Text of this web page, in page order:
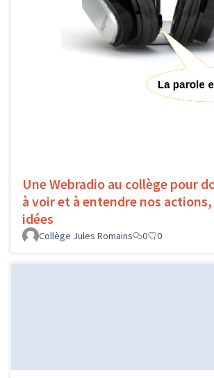
Une Webradio au collège pour
à voir et à entendre nos
idées
Collège Jules Romains 0 0